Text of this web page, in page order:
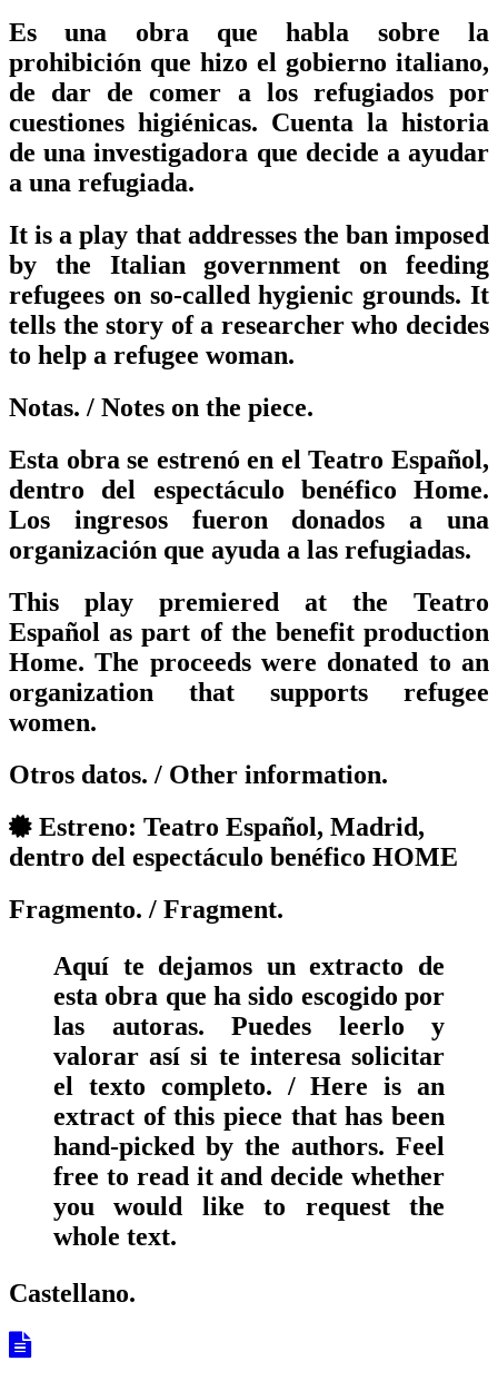
Es una obra que habla sobre la
prohibición que hizo el gobierno italiano,
de dar de comer a los refugiados por
cuestiones higiénicas. Cuenta la historia
de una investigadora que decide a ayudar
a una refugiada.
It is a play that addresses the ban imposed
by the Italian government on feeding
refugees on so-called hygienic grounds. It
tells the story of a researcher who decides
to help a refugee woman.
Notas. / Notes on the piece.
Esta obra se estrenó en el Teatro Español,
dentro del espectáculo benéfico Home.
Los ingresos fueron donados a una
organización que ayuda a las refugiadas.
This play premiered at the Teatro
Español as part of the benefit production
Home. The proceeds were donated to an
organization that supports refugee
women.
Otros datos. / Other information.
Estreno: Teatro Español, Madrid,
dentro del espectáculo benéfico HOME
Fragmento. / Fragment.
Aquí te dejamos un extracto de
esta obra que ha sido escogido por
las autoras. Puedes leerlo y
valorar así si te interesa solicitar
el texto completo. / Here is an
extract of this piece that has been
hand-picked by the authors. Feel
free to read it and decide whether
you would like to request the
whole text.
Castellano.